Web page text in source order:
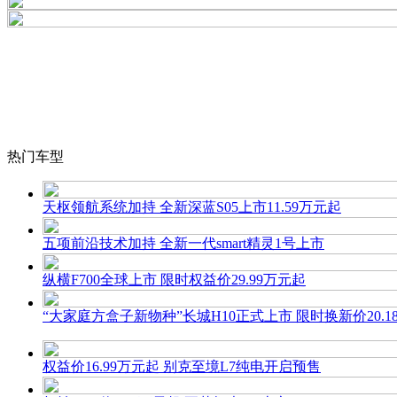
热门车型
天枢领航系统加持 全新深蓝S05上市11.59万元起
五项前沿技术加持 全新一代smart精灵1号上市
纵横F700全球上市 限时权益价29.99万元起
“大家庭方盒子新物种”长城H10正式上市 限时换新价
权益价16.99万元起 别克至境L7纯电开启预售